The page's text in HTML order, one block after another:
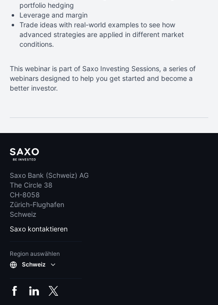
portfolio hedging
Leverage and margin
Trade ideas with real-world examples to see how
advanced strategies are applied in different market
conditions.
This webinar is part of Saxo Investing Sessions, a series of
webinars designed to help you get started and become a
better investor.
Saxo Bank (Schweiz) AG
The Circle 38
CH-8058
Zürich-Flughafen
Schweiz
Saxo kontaktieren
Region auswählen
Schweiz